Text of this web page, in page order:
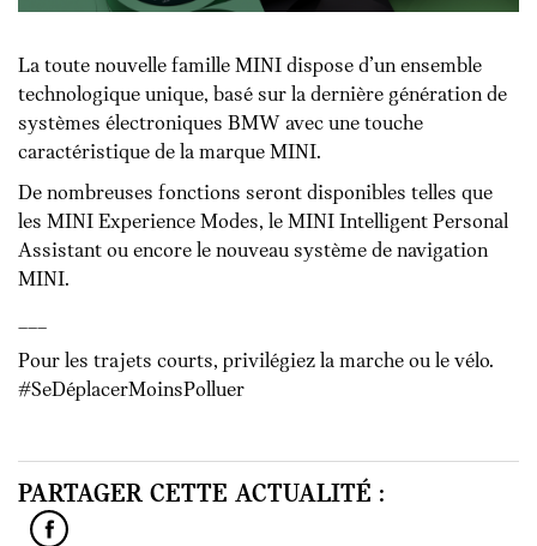
La toute nouvelle famille MINI dispose d’un ensemble
technologique unique, basé sur la dernière génération de
systèmes électroniques BMW avec une touche
caractéristique de la marque MINI.
De nombreuses fonctions seront disponibles telles que
les MINI Experience Modes, le MINI Intelligent Personal
Assistant ou encore le nouveau système de navigation
MINI.
Pour les trajets courts, privilégiez la marche ou le vélo.
#SeDéplacerMoinsPolluer
PARTAGER CETTE ACTUALITÉ :